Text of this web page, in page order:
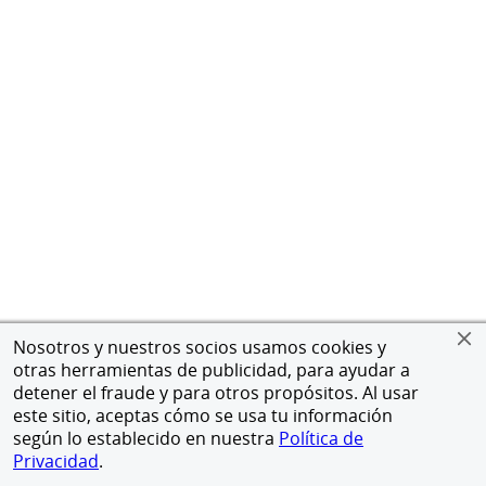
Nosotros y nuestros socios usamos cookies y
otras herramientas de publicidad, para ayudar a
detener el fraude y para otros propósitos. Al usar
este sitio, aceptas cómo se usa tu información
según lo establecido en nuestra Política de
Privacidad.